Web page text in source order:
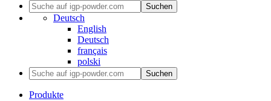
Suchen
Deutsch
English
Deutsch
français
polski
Suchen
Produkte